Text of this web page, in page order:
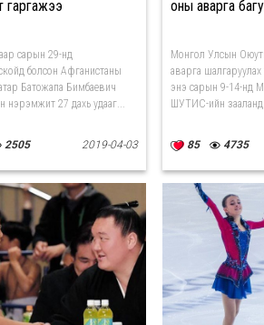
гаргажээ
сарын 29-нд
болсон Афганистаны
Батожапа Бимбаевич
нэрэмжит 27 дахь удааг...
2505 2019-04-03
оны аварга
Монгол Улсын
аварга
энэ сарын 9-14-нд
ШУТИС-ийн
85 4735